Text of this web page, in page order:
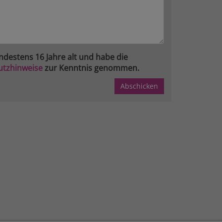
16 Jahre alt und habe die
zur Kenntnis genommen.